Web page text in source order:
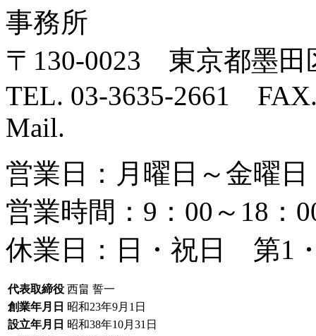
事務所
〒130-0023 東京都墨田
TEL. 03-3635-2661
Mail.
営業日：月曜日～金曜日
営業時間：9：00～18：
休業日：日・祝日 第1
代表取締役 西畠 誓一
創業年月日 昭和23年9月1日
設立年月日 昭和38年10月31日